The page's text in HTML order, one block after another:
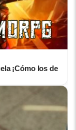
¡Cómo los de